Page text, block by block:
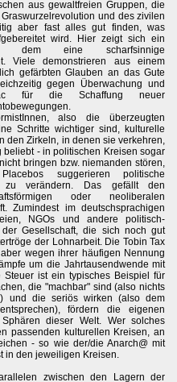
aus gewaltfreien Gruppen, die
und des zivilen
aber fast alles gut finden, was
wird. Hier zeigt sich ein
dem eine scharfsinnige
Viele demonstrieren aus einem
gefärbten Glauben an das Gute
gegen Überwachung und
für die Schaffung neuer
also die überzeugten
Schritte wichtiger sind, kulturelle
den Zirkeln, in denen sie verkehren,
- in politischen Kreisen sogar
bringen bzw. niemanden stören,
suggerieren politische
zu verändern. Das gefällt den
oder neoliberalen
Zumindest im deutschsprachigen
NGOs und andere politisch-
Gesellschaft, die sich noch gut
der Lohnarbeit. Die Tobin Tax
wegen ihrer häufigen Nennung
um die Jahrtausendwende mit
Steuer ist ein typisches Beispiel für
die "machbar" sind (also nichts
und die seriös wirken (also dem
fördern die eigenen
dieser Welt. Wer solches
passenden kulturellen Kreisen, an
- so wie der/die Anarch@ mit
in den jeweiligen Kreisen.
zwischen den Lagern der